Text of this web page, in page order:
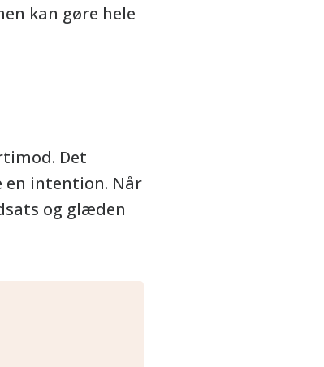
kan gøre hele
Det
en intention. Når
og glæden